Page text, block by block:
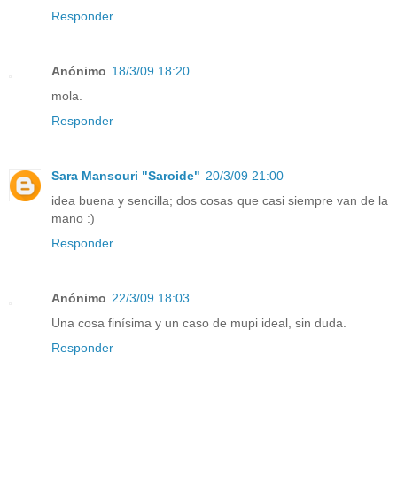
Responder
Anónimo 18/3/09 18:20
mola.
Responder
Sara Mansouri "Saroide" 20/3/09 21:00
idea buena y sencilla; dos cosas que casi siempre van de la
mano :)
Responder
Anónimo 22/3/09 18:03
Una cosa finísima y un caso de mupi ideal, sin duda.
Responder